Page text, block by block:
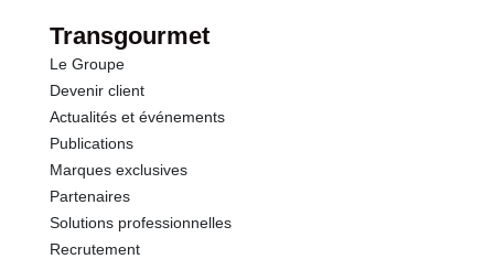
dont Sucres
Fibres
Protéines
Sel
Transgourmet
Le Groupe
Devenir client
Actualités et événements
Publications
Marques exclusives
Partenaires
Solutions professionnelles
Recrutement